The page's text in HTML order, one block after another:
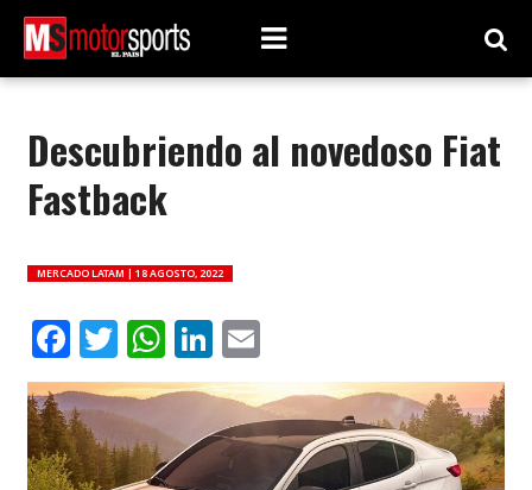
Descubriendo al novedoso Fiat
Fastback
MERCADO LATAM | 18 AGOSTO, 2022
Facebook
Twitter
WhatsApp
LinkedIn
Email